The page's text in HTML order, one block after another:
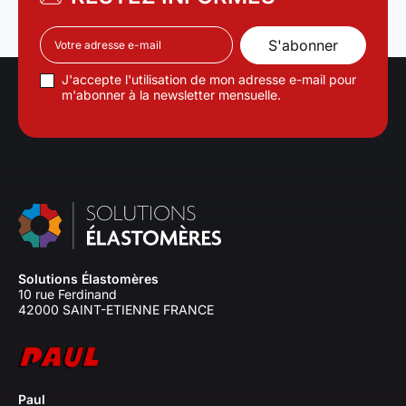
J'accepte l'utilisation de mon adresse e-mail pour
m'abonner à la newsletter mensuelle.
Solutions Élastomères
10 rue Ferdinand
42000 SAINT-ETIENNE FRANCE
Paul